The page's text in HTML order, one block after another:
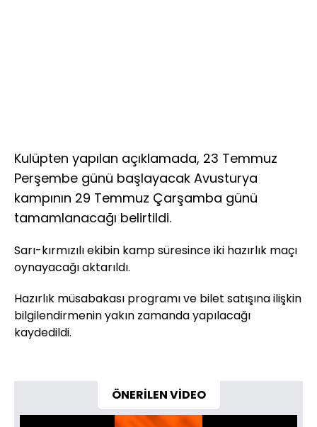
Kulüpten yapılan açıklamada, 23 Temmuz
Perşembe günü başlayacak Avusturya
kampının 29 Temmuz Çarşamba günü
tamamlanacağı belirtildi.
Sarı-kırmızılı ekibin kamp süresince iki hazırlık maçı
oynayacağı aktarıldı.
Hazırlık müsabakası programı ve bilet satışına ilişkin
bilgilendirmenin yakın zamanda yapılacağı
kaydedildi.
ÖNERİLEN VİDEO